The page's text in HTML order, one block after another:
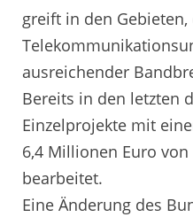
greift in den
ausreichender
Bereits in den letzten
Einzelprojekte mit
6,4 Millionen Euro
bearbeitet.
Eine Änderung des